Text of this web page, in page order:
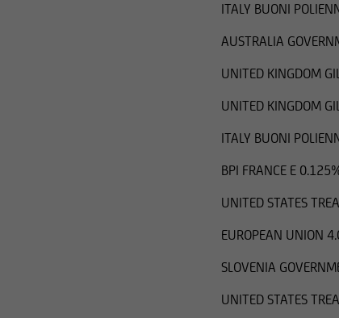
ITALY BUONI
AUSTRALIA
UNITED KINGDOM
UNITED KINGDOM
ITALY BUONI
BPI FRANCE E
UNITED STATES
EUROPEAN UNION
SLOVENIA
UNITED STATES